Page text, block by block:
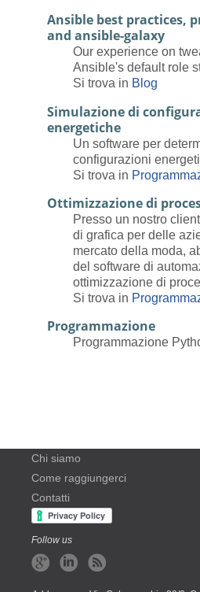
Ansible best practices,
and ansible-galaxy
Our experience on
Ansible's default role
Si trova in Blog
Simulazione di
energetiche
Un software per
configurazioni
Si trova in
Ottimizzazione di
Presso un nostro
di grafica per delle
mercato della moda,
del software di
ottimizzazione di
Si trova in
Programmazione
Programmazione
Chi siamo
Come raggiungerci
Contatti
Follow us